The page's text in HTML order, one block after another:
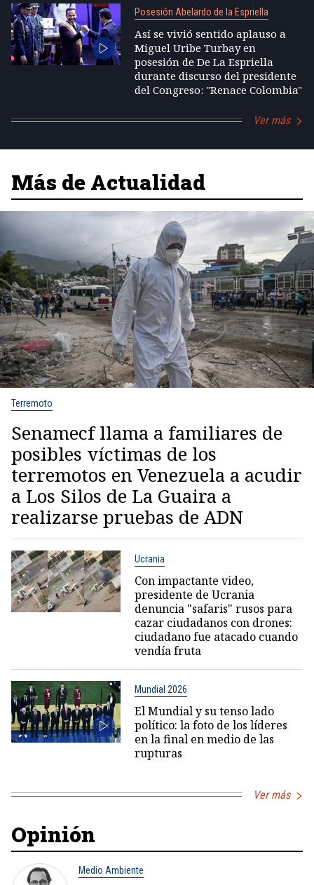
Posesión Abelardo de la Espriella
Así se vivió sentido aplauso a
Miguel Uribe Turbay en
posesión de De La Espriella
durante discurso del presidente
del Congreso: "Renace Colombia"
Ver más
Más de Actualidad
Terremoto
Senamecf llama a familiares de
posibles víctimas de los
terremotos en Venezuela a acudir
a Los Silos de La Guaira a
realizarse pruebas de ADN
Ucrania
Con impactante video,
presidente de Ucrania
denuncia "safaris" rusos para
cazar ciudadanos con drones:
ciudadano fue atacado cuando
vendía fruta
Mundial 2026
El Mundial y su tenso lado
político: la foto de los líderes
en la final en medio de las
rupturas
Ver más
Opinión
Medio Ambiente